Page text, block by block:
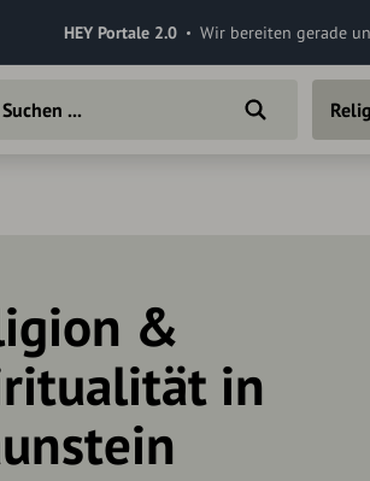
HEY Portale 2.0 Wir bereiten gerade
&
in